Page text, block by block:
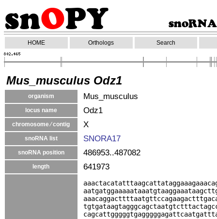
HOME Orthologs Search
Mus_musculus Odz1
organism Mus_musculus
locus name Odz1
chromosome ⁄ contig X
snoRNA list SNORA17
snoRNA position 486953..487082
length 641973